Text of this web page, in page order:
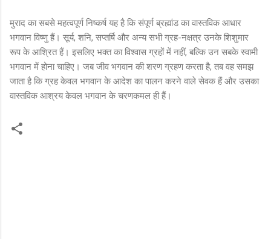
मुराद का सबसे महत्वपूर्ण निष्कर्ष यह है कि संपूर्ण ब्रह्मांड का वास्तविक आधार
भगवान विष्णु हैं। सूर्य, शनि, सप्तर्षि और अन्य सभी ग्रह-नक्षत्र उनके शिशुमार
रूप के आश्रित हैं। इसलिए भक्त का विश्वास ग्रहों में नहीं, बल्कि उन सबके स्वामी
भगवान में होना चाहिए। जब जीव भगवान की शरण ग्रहण करता है, तब वह समझ
जाता है कि ग्रह केवल भगवान के आदेश का पालन करने वाले सेवक हैं और उसका
वास्तविक आश्रय केवल भगवान के चरणकमल ही हैं।